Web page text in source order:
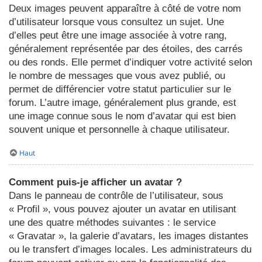
Deux images peuvent apparaître à côté de votre nom
d’utilisateur lorsque vous consultez un sujet. Une
d’elles peut être une image associée à votre rang,
généralement représentée par des étoiles, des carrés
ou des ronds. Elle permet d’indiquer votre activité selon
le nombre de messages que vous avez publié, ou
permet de différencier votre statut particulier sur le
forum. L’autre image, généralement plus grande, est
une image connue sous le nom d’avatar qui est bien
souvent unique et personnelle à chaque utilisateur.
Haut
Comment puis-je afficher un avatar ?
Dans le panneau de contrôle de l’utilisateur, sous
« Profil », vous pouvez ajouter un avatar en utilisant
une des quatre méthodes suivantes : le service
« Gravatar », la galerie d’avatars, les images distantes
ou le transfert d’images locales. Les administrateurs du